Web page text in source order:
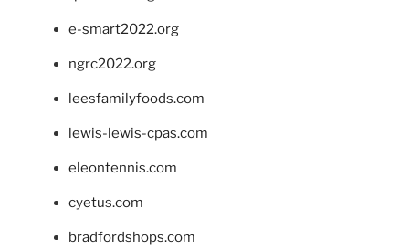
e-smart2022.org
ngrc2022.org
leesfamilyfoods.com
lewis-lewis-cpas.com
eleontennis.com
cyetus.com
bradfordshops.com